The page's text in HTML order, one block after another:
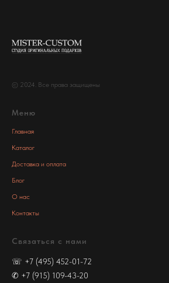
© 2024. Все права защищены
Меню
Главная
Каталог
Доставка и оплата
Блог
О нас
Контакты
Связаться с нами
☏ +7 (495) 452-01-72
✆ +7 (915) 109-43-20